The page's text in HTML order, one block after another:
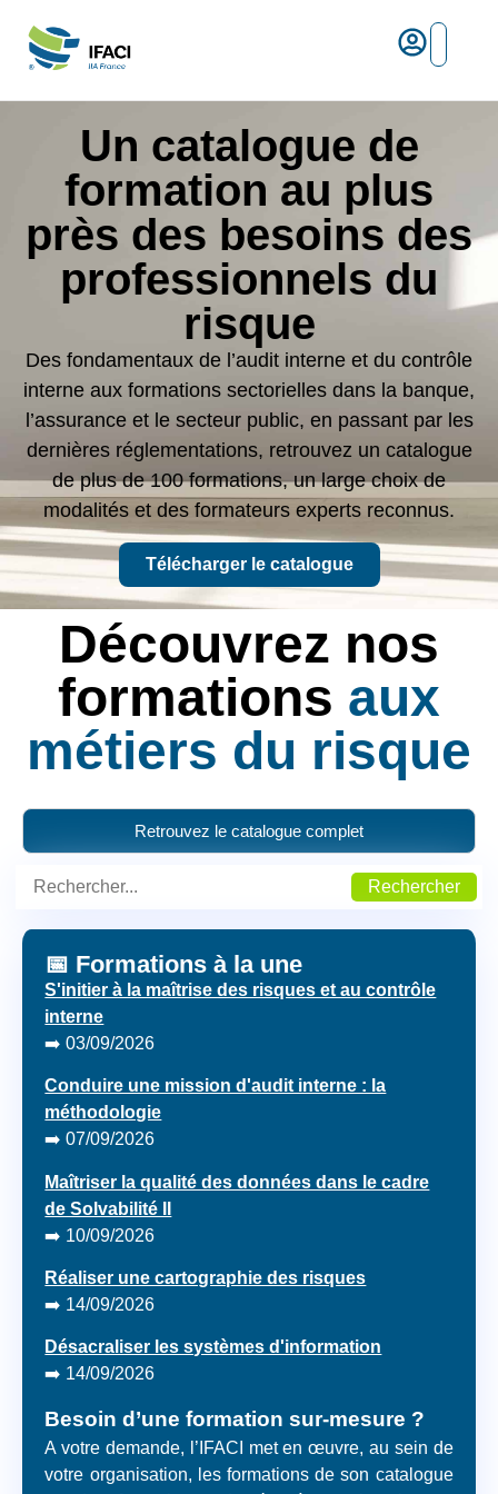
Un catalogue de
formation au plus
près des besoins des
professionnels du
risque
Des fondamentaux de l’audit interne et du contrôle
interne aux formations sectorielles dans la banque,
l’assurance et le secteur public, en passant par les
dernières réglementations, retrouvez un catalogue
de plus de 100 formations, un large choix de
modalités et des formateurs experts reconnus.
Télécharger le catalogue
Découvrez nos
formations aux
métiers du risque
Retrouvez le catalogue complet
Rechercher
📅 Formations à la une
S'initier à la maîtrise des risques et au contrôle
interne
➡️ 03/09/2026
Conduire une mission d'audit interne : la
méthodologie
➡️ 07/09/2026
Maîtriser la qualité des données dans le cadre
de Solvabilité II
➡️ 10/09/2026
Réaliser une cartographie des risques
➡️ 14/09/2026
Désacraliser les systèmes d'information
➡️ 14/09/2026
Besoin d’une formation sur-mesure ?
A votre demande, l’IFACI met en œuvre, au sein de
votre organisation, les formations de son catalogue